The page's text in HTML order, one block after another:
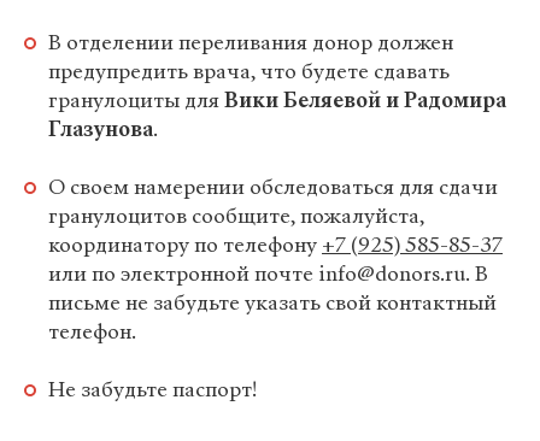
В отделении переливания донор должен
предупредить врача, что будете сдавать
гранулоциты дляВики Беляевой и Радомира
Глазунова.
О своем намерении обследоваться для сдачи
гранулоцитов сообщите, пожалуйста,
координатору по телефону +7 (925) 585-85-37
или по электронной почте info@donors.ru. В
письме не забудьте указать свой контактный
телефон.
Не забудьте паспорт!